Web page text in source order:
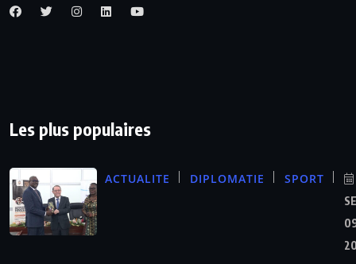
Les plus populaires
ACTUALITE DIPLOMATIE SPORT